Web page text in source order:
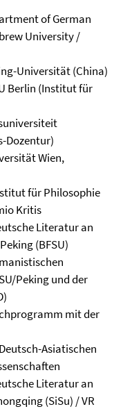
of German
University /
Universität (China)
Berlin (Institut für
Dozentur)
Wien,
für Philosophie
Kritis
Literatur an
(BFSU)
Peking und der
mit der
Asiatischen
Literatur an
(SiSu) / VR